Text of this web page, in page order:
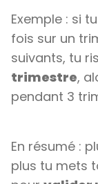
Exemple : si
fois sur un
suivants, tu
trimestre,
pendant 3
En résumé :
plus tu mets